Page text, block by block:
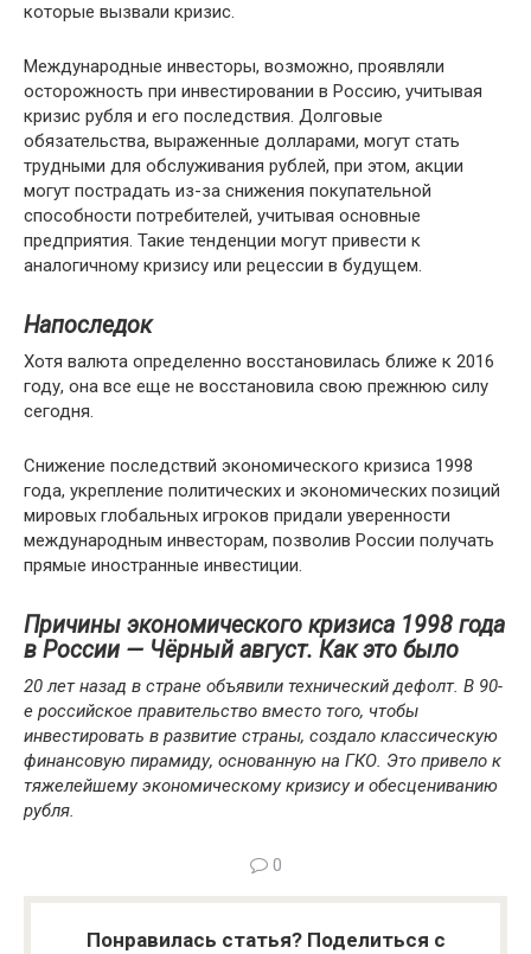
которые вызвали кризис.
Международные инвесторы, возможно, проявляли
осторожность при инвестировании в Россию, учитывая
кризис рубля и его последствия. Долговые
обязательства, выраженные долларами, могут стать
трудными для обслуживания рублей, при этом, акции
могут пострадать из-за снижения покупательной
способности потребителей, учитывая основные
предприятия. Такие тенденции могут привести к
аналогичному кризису или рецессии в будущем.
Напоследок
Хотя валюта определенно восстановилась ближе к 2016
году, она все еще не восстановила свою прежнюю силу
сегодня.
Снижение последствий экономического кризиса 1998
года, укрепление политических и экономических позиций
мировых глобальных игроков придали уверенности
международным инвесторам, позволив России получать
прямые иностранные инвестиции.
Причины экономического кризиса 1998 года
в России — Чёрный август. Как это было
20 лет назад в стране объявили технический дефолт. В 90-
е российское правительство вместо того, чтобы
инвестировать в развитие страны, создало классическую
финансовую пирамиду, основанную на ГКО. Это привело к
тяжелейшему экономическому кризису и обесцениванию
рубля.
0
Понравилась статья? Поделиться с